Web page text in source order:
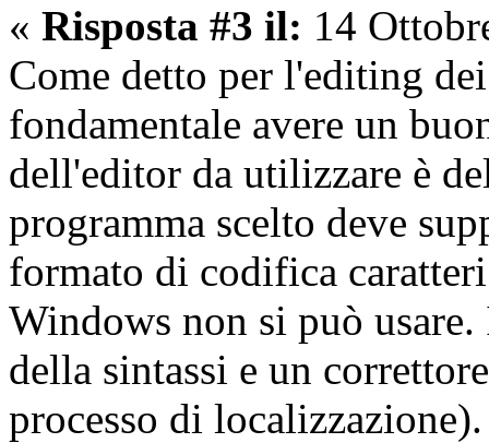
« Risposta #3 il: 14
Come detto per l'editing
fondamentale avere un
dell'editor da utilizzare è
programma scelto deve
formato di codifica
Windows non si può
della sintassi e un
processo di localizzazione).